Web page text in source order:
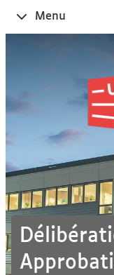
Ouvrir
le
Menu